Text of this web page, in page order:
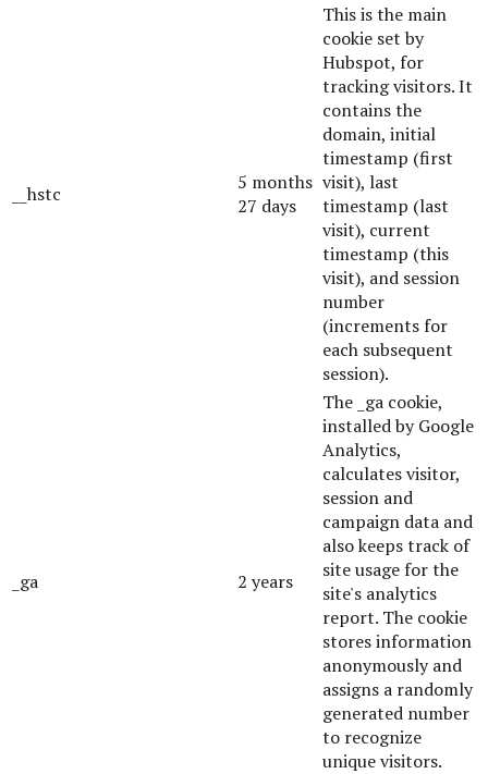
__hstc
5 months
27 days
This is the main
cookie set by
Hubspot, for
tracking visitors. It
contains the
domain, initial
timestamp (first
visit), last
timestamp (last
visit), current
timestamp (this
visit), and session
number
(increments for
each subsequent
session).
_ga 2 years
The _ga cookie,
installed by Google
Analytics,
calculates visitor,
session and
campaign data and
also keeps track of
site usage for the
site's analytics
report. The cookie
stores information
anonymously and
assigns a randomly
generated number
to recognize
unique visitors.